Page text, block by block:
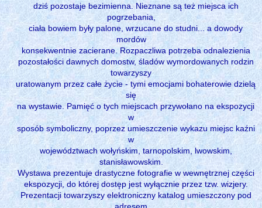
dziś pozostaje bezimienna. Nieznane są też miejsca ich
pogrzebania,
ciała bowiem były palone, wrzucane do studni... a dowody
mordów
konsekwentnie zacierane. Rozpaczliwa potrzeba odnalezienia
pozostałości dawnych domostw, śladów wymordowanych rodzin
towarzyszy
uratowanym przez całe życie - tymi emocjami bohaterowie dzielą
się
na wystawie. Pamięć o tych miejscach przywołano na ekspozycji
w
sposób symboliczny, poprzez umieszczenie wykazu miejsc kaźni
w
województwach wołyńskim, tarnopolskim, lwowskim,
stanisławowskim.
Wystawa prezentuje drastyczne fotografie w wewnętrznej części
ekspozycji, do której dostęp jest wyłącznie przez tzw. wizjery.
Prezentacji towarzyszy elektroniczny katalog umieszczony pod
adresem